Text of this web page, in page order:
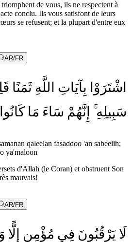
de vous, ils ne respectent à
conclu. Ils vous satisfont de leurs
se refusent; et la plupart d'entre eux
AR/FR
اشْتَرَوْا بِآيَاتِ اللَّهِ ثَمَنًا
سَبِيلِهِ
إِنَّهُمْ سَاءَ مَا كَانُوا
qaleelan fasaddoo 'an sabeelih;
ya'maloon
d'Allah (le Coran) et obstruent Son
mauvais!
AR/FR
لَا يَرْقُبُونَ فِي مُؤْمِنٍ إِلًّا